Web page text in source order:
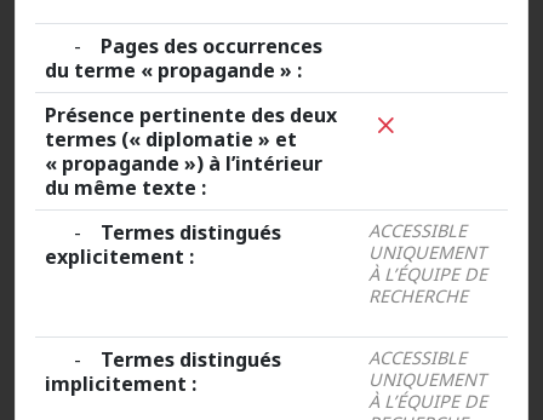
- Pages des occurrences
du terme « propagande » :
Présence pertinente des deux
termes (« diplomatie » et
« propagande ») à l’intérieur
du même texte :
- Termes distingués
explicitement :
ACCESSIBLE
UNIQUEMENT
À L’ÉQUIPE DE
RECHERCHE
- Termes distingués
implicitement :
ACCESSIBLE
UNIQUEMENT
À L’ÉQUIPE DE